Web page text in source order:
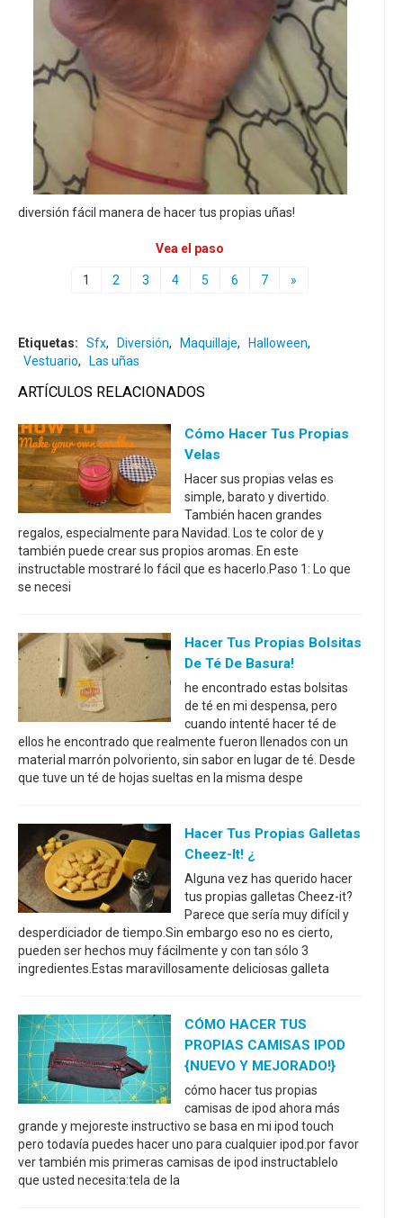
diversión fácil manera de hacer tus propias uñas!
Vea el paso
1 2 3 4 5 6 7 »
Etiquetas: Sfx, Diversión, Maquillaje, Halloween,
Vestuario, Las uñas
ARTÍCULOS RELACIONADOS
Cómo Hacer Tus Propias
Velas
Hacer sus propias velas es
simple, barato y divertido.
También hacen grandes
regalos, especialmente para Navidad. Los te color de y
también puede crear sus propios aromas. En este
instructable mostraré lo fácil que es hacerlo.Paso 1: Lo que
se necesi
Hacer Tus Propias Bolsitas
De Té De Basura!
he encontrado estas bolsitas
de té en mi despensa, pero
cuando intenté hacer té de
ellos he encontrado que realmente fueron llenados con un
material marrón polvoriento, sin sabor en lugar de té. Desde
que tuve un té de hojas sueltas en la misma despe
Hacer Tus Propias Galletas
Cheez-It! ¿
Alguna vez has querido hacer
tus propias galletas Cheez-it?
Parece que sería muy difícil y
desperdiciador de tiempo.Sin embargo eso no es cierto,
pueden ser hechos muy fácilmente y con tan sólo 3
ingredientes.Estas maravillosamente deliciosas galleta
CÓMO HACER TUS
PROPIAS CAMISAS IPOD
{NUEVO Y MEJORADO!}
cómo hacer tus propias
camisas de ipod ahora más
grande y mejoreste instructivo se basa en mi ipod touch
pero todavía puedes hacer uno para cualquier ipod.por favor
ver también mis primeras camisas de ipod instructablelo
que usted necesita:tela de la